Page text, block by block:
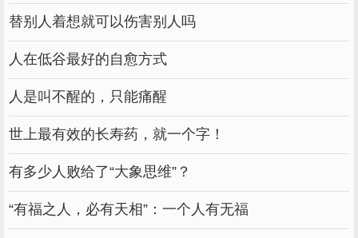
https://ic.snssdk.com/market/v1/tpl/landing/
community_id=6689801307634532877
替别人着想就可以伤害别人吗
人在低谷最好的自愈方式
人是叫不醒的，只能痛醒
世上最有效的长寿药，就一个字！
有多少人败给了“大象思维”？
“有福之人，必有天相”：一个人有无福